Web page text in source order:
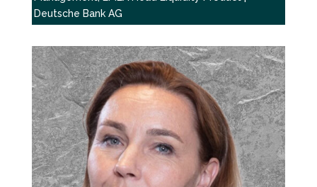
Deutsche Bank AG